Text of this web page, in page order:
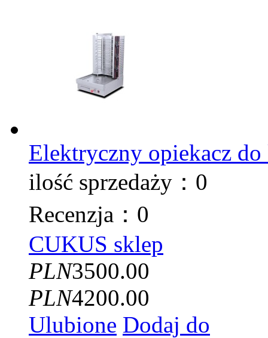
Elektryczny opiekacz
ilość sprzedaży：0
Recenzja：0
CUKUS sklep
PLN3500.00
PLN4200.00
Ulubione Dodaj do